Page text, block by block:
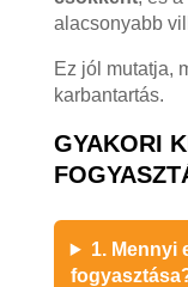
alacsonyabb
Ez jól mutatja,
karbantartás.
GYAKORI
1. Mennyi